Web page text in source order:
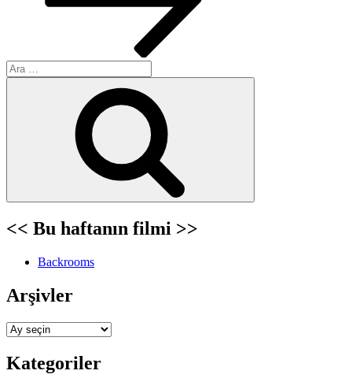
Ara:
<< Bu haftanın filmi >>
Backrooms
Arşivler
Arşivler
Kategoriler